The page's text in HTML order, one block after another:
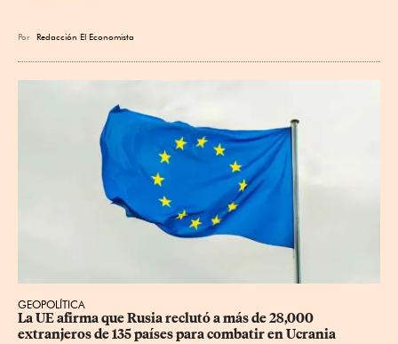
Por Redacción El Economista
GEOPOLÍTICA
La UE afirma que Rusia reclutó a más de 28,000
extranjeros de 135 países para combatir en Ucrania